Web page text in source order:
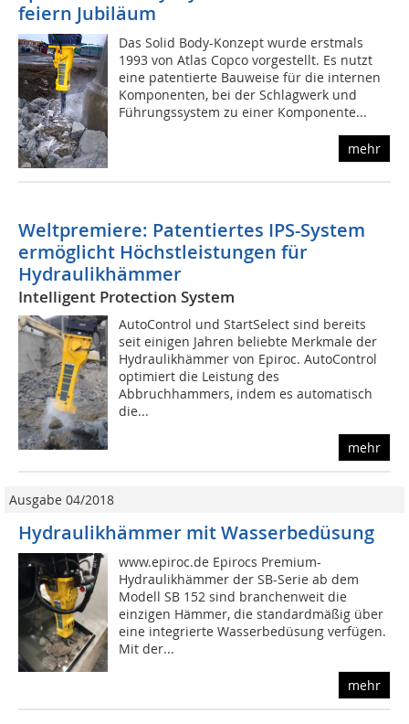
feiern Jubiläum
Das Solid Body-Konzept wurde erstmals
1993 von Atlas Copco vorgestellt. Es nutzt
eine patentierte Bauweise für die internen
Komponenten, bei der Schlagwerk und
Führungssystem zu einer Komponente...
mehr
Weltpremiere: Patentiertes IPS-System
ermöglicht Höchstleistungen für
Hydraulikhämmer
Intelligent Protection System
AutoControl und StartSelect sind bereits
seit einigen Jahren beliebte Merkmale der
Hydraulikhämmer von Epiroc. AutoControl
optimiert die Leistung des
Abbruchhammers, indem es automatisch
die...
mehr
Ausgabe 04/2018
Hydraulikhämmer mit Wasserbedüsung
www.epiroc.de Epirocs Premium-
Hydraulikhämmer der SB-Serie ab dem
Modell SB 152 sind branchenweit die
einzigen Hämmer, die standardmäßig über
eine integrierte Wasserbedüsung verfügen.
Mit der...
mehr